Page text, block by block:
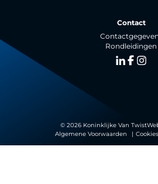
Contact
Rondleidingen
LinkedIn
© 2026 Koninklijke Van Twist
Algemene Voorwaarden
Cookies